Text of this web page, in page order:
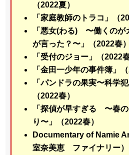
（2022夏）
「家庭教師のトラコ」（
「悪女(わる) 〜働くのが
が言った？〜」（2022春）
「受付のジョー」（2022春
「金田一少年の事件簿」（
「パンドラの果実〜科学
（2022春）
「探偵が早すぎる 〜春
り〜」（2022春）
Documentary of Namie
室奈美恵 ファイナリー）